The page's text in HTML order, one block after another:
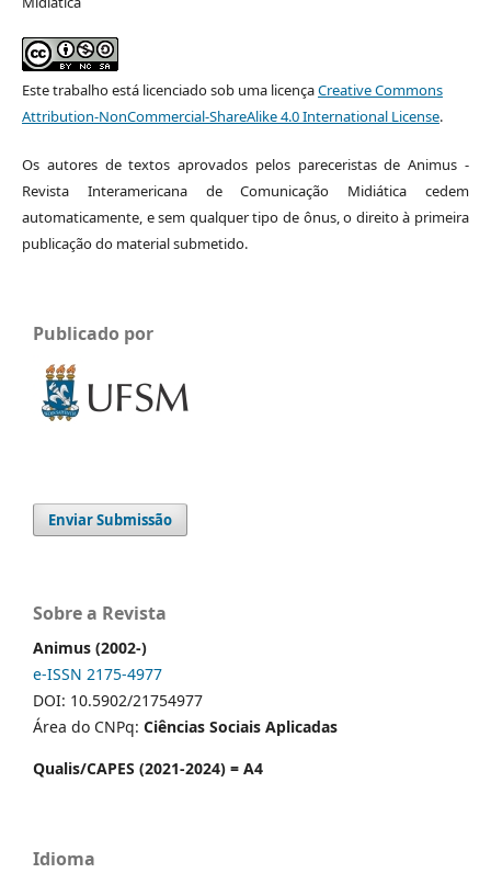
Este trabalho está licenciado sob uma licençaCreative Commons
Attribution-NonCommercial-ShareAlike 4.0 International License.
Os autores de textos aprovados pelos pareceristas de Animus -
Revista Interamericana de Comunicação Midiática cedem
automaticamente, e sem qualquer tipo de ônus, o direito à primeira
publicação do material submetido.
Publicado por
Enviar Submissão
Sobre a Revista
Animus (2002-)
e-ISSN 2175-4977
DOI: 10.5902/21754977
Área do CNPq: Ciências Sociais Aplicadas
Qualis/CAPES (2021-2024) = A4
Idioma